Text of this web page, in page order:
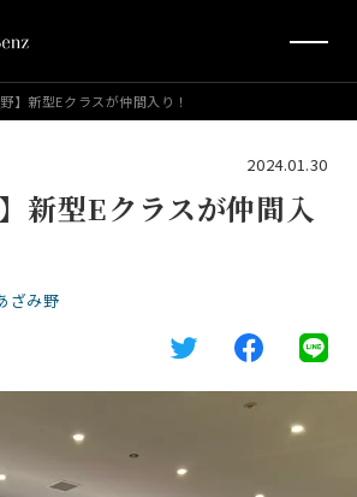
野】新型Eクラスが仲間入り！
2024.01.30
新型Eクラスが仲間入
ざみ野